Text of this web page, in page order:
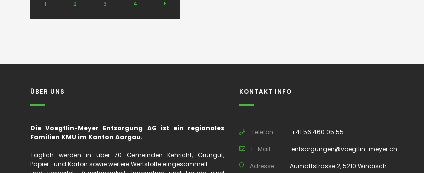
1 2 3 4
ÜBER UNS
Die Voegtlin-Meyer Entsorgung AG ist ein regionales
Familien KMU im Kanton Aargau.
Täglich werden in über 70 Gemeinden Kehricht, Grüngut,
Papier- und Karton sowie weitere Wertstoffe eingesammelt
KONTAKT INFO
Telefon:
+41 56 460 05 55
E-Mail:
entsorgungen@voegtlin-meyer.ch
Adresse:
Aumattstrasse 2, 5210 Windisch